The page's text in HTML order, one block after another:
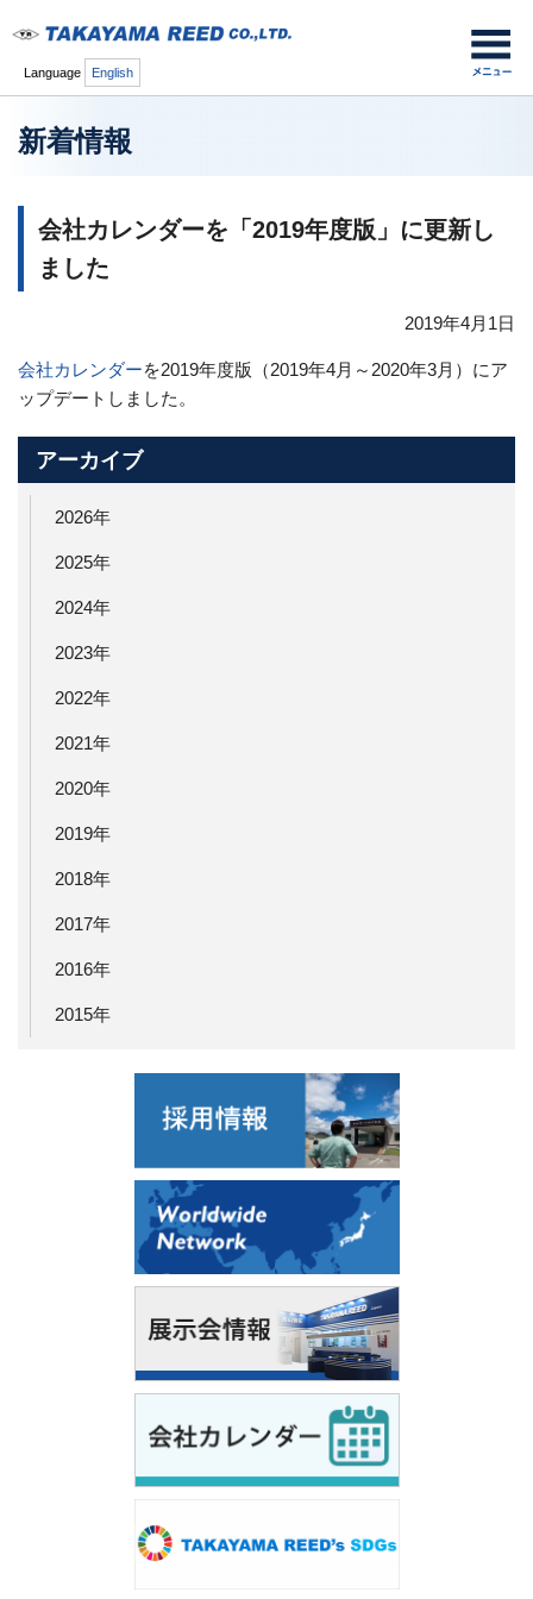
Language English
新着情報
会社カレンダーを「2019年度版」に更新し
ました
2019年4月1日
会社カレンダーを2019年度版（2019年4月～2020年3月）にア
ップデートしました。
アーカイブ
2026年
2025年
2024年
2023年
2022年
2021年
2020年
2019年
2018年
2017年
2016年
2015年